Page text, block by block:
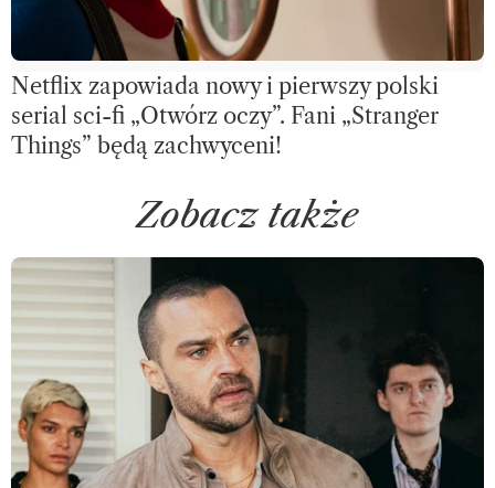
Netflix zapowiada nowy i pierwszy polski
serial sci-fi „Otwórz oczy”. Fani „Stranger
Things” będą zachwyceni!
Zobacz także